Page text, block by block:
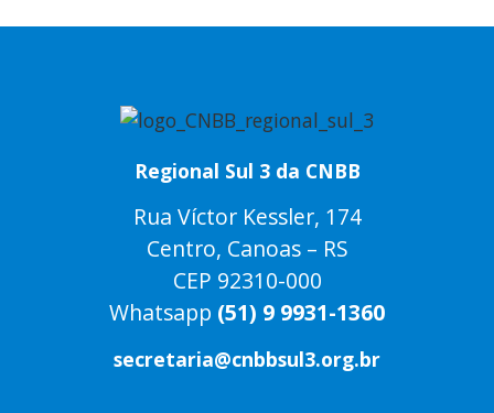
Regional Sul 3 da CNBB
Rua Víctor Kessler, 174
Centro, Canoas – RS
CEP 92310-000
Whatsapp (51) 9 9931-1360
secretaria@cnbbsul3.org.br